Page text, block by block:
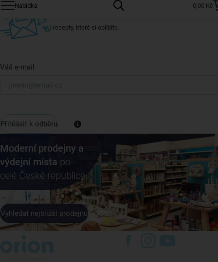
Nabídka 0,00 Kč
i recepty, které si oblíbíte.
Váš e-mail
Přihlásit k odběru
Moderní prodejny a
výdejní místa po
celé České republice
Vyhledat nejbližší prodejnu